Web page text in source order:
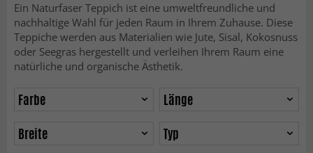
Ein Naturfaser Teppich ist eine umweltfreundliche und
nachhaltige Wahl für jeden Raum in Ihrem Zuhause. Diese
Teppiche werden aus Materialien wie Jute, Sisal, Kokosnuss
oder Seegras hergestellt und verleihen Ihrem Raum eine
natürliche und organische Ästhetik.
Farbe
Länge
Breite
Typ